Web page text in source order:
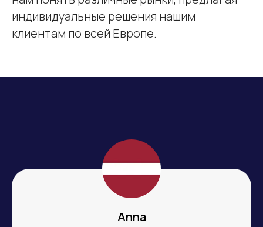
индивидуальные решения нашим
клиентам по всей Европе.
Anna